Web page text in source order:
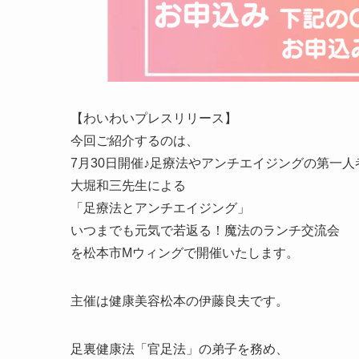
【わいわいプレスリリース】
今回ご紹介するのは、
7月30日開催♪足療法やアンチエイジングの第一人
大堀和三先生による
「足療法とアンチエイジング」
いつまでも元気で若返る！魔法のランチ交流会
を松本市Mウィングで開催いたします。
主催は健康美容松本の伊藤良夫です。
足裏健康法「官足法」の弟子を務め、